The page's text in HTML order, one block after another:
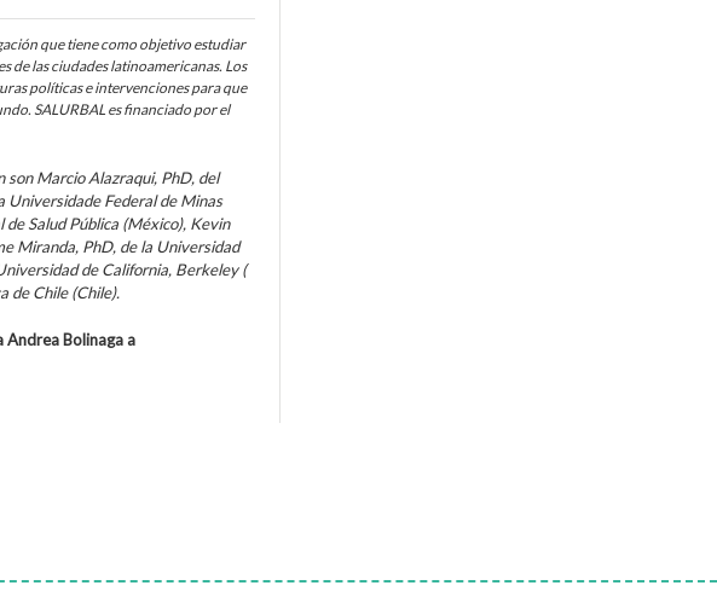
que tiene como objetivo estudiar
de las ciudades latinoamericanas. Los
políticas e intervenciones para que
SALURBAL es financiado por el
son Marcio Alazraqui, PhD, del
Universidade Federal de Minas
Salud Pública (México), Kevin
Miranda, PhD, de la Universidad
de California, Berkeley (
de Chile (Chile).
Andrea Bolinaga a